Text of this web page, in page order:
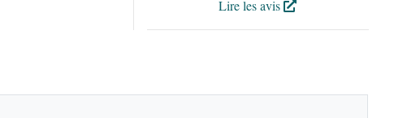
Lire les avis